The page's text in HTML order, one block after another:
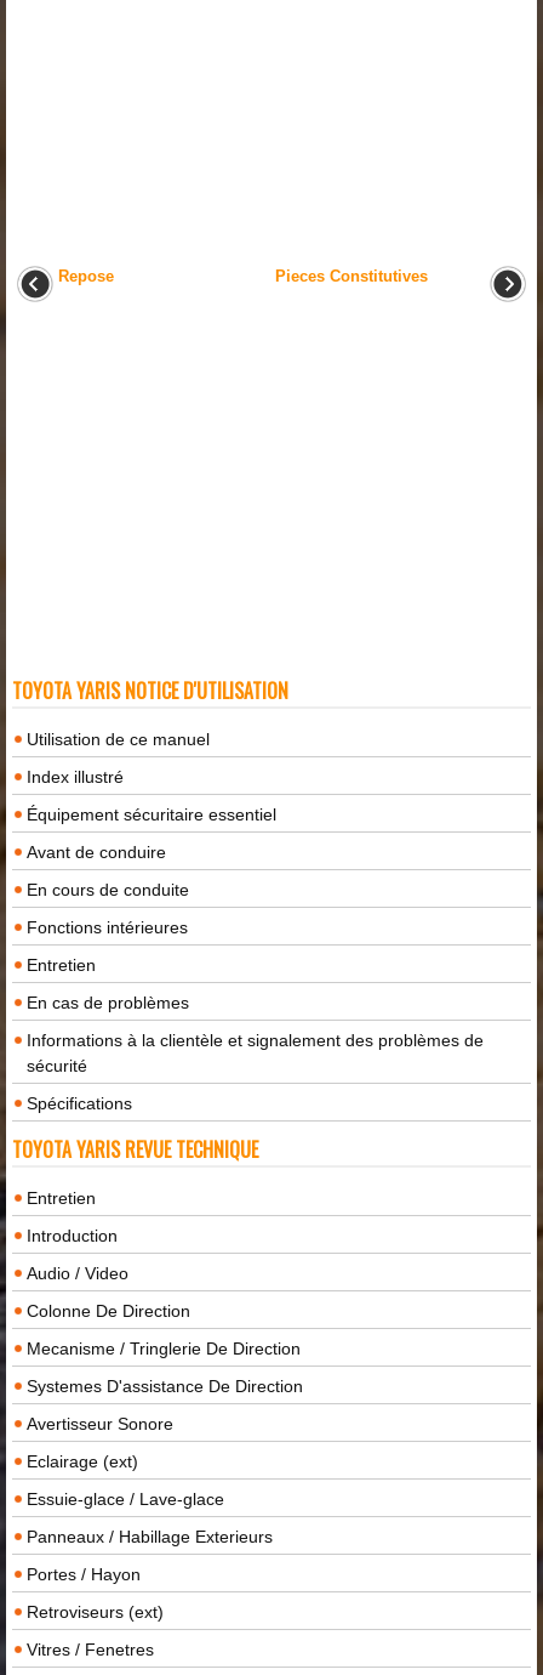
Repose Pieces Constitutives
TOYOTA YARIS NOTICE D'UTILISATION
Utilisation de ce manuel
Index illustré
Équipement sécuritaire essentiel
Avant de conduire
En cours de conduite
Fonctions intérieures
Entretien
En cas de problèmes
Informations à la clientèle et signalement des problèmes de
sécurité
Spécifications
TOYOTA YARIS REVUE TECHNIQUE
Entretien
Introduction
Audio / Video
Colonne De Direction
Mecanisme / Tringlerie De Direction
Systemes D'assistance De Direction
Avertisseur Sonore
Eclairage (ext)
Essuie-glace / Lave-glace
Panneaux / Habillage Exterieurs
Portes / Hayon
Retroviseurs (ext)
Vitres / Fenetres